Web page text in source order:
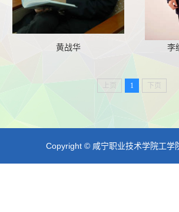
黄战华 李
上页 1 下页
Copyright © 咸宁职业技术学院工学